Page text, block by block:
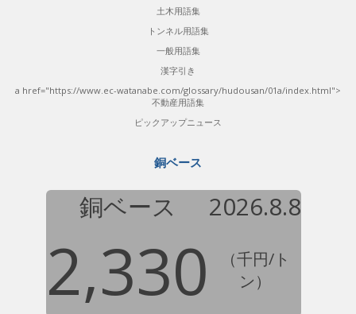
土木用語集
トンネル用語集
一般用語集
漢字引き
a href="https://www.ec-watanabe.com/glossary/hudousan/01a/index.html">
不動産用語集
ピックアップニュース
銅ベース
銅ベース 2026.8.8
2,330
（千円/ト
ン）